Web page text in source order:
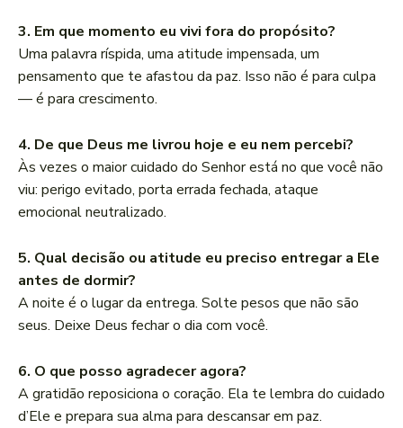
3. Em que momento eu vivi fora do propósito?
Uma palavra ríspida, uma atitude impensada, um
pensamento que te afastou da paz. Isso não é para culpa
— é para crescimento.
4. De que Deus me livrou hoje e eu nem percebi?
Às vezes o maior cuidado do Senhor está no que você não
viu: perigo evitado, porta errada fechada, ataque
emocional neutralizado.
5. Qual decisão ou atitude eu preciso entregar a Ele
antes de dormir?
A noite é o lugar da entrega. Solte pesos que não são
seus. Deixe Deus fechar o dia com você.
6. O que posso agradecer agora?
A gratidão reposiciona o coração. Ela te lembra do cuidado
d’Ele e prepara sua alma para descansar em paz.